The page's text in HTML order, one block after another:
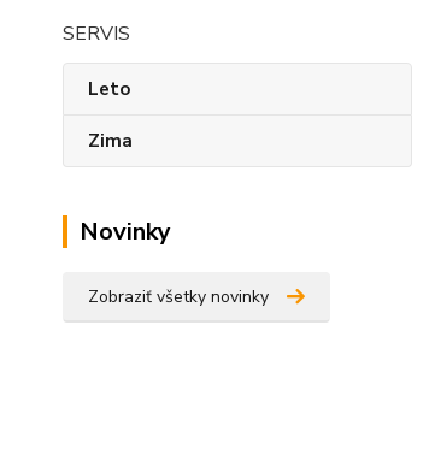
SERVIS
Leto
Zima
Novinky
Zobraziť všetky novinky